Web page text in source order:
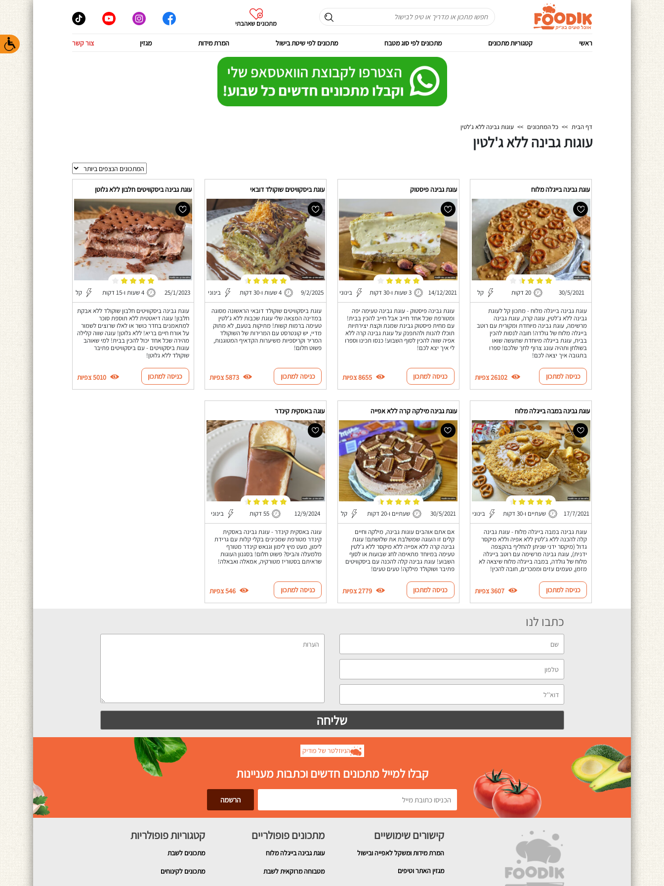
מתכונים שאהבתי
ראשי קטגוריות מתכונים מתכונים לפי סוג מטבח מתכונים לפי שיטת בישול המרת מידות מגזין צור קשר
דף הבית >> כל המתכונים >> עוגות גבינה ללא ג'לטין
עוגות גבינה ללא ג'לטין
עוגת גבינה בייגלה מלוח
30/5/2021 20 דקות קל
עוגת גבינה בייגלה מלוח - מתכון קל לעוגת
גבינה ללא ג'לטין, עוגה קרה, עוגת גבינה
מרשימה, עוגת גבינה מיוחדת ומקורית עם רוטב
בייגלה מלוח של גולדה! חובה לנסות להכין
בבית, עוגת בייגלה מיוחדת שתעשה שואו
בשולחן ותהיה עונג צרוף לחך שלכם! ספרו
בתגובה איך יצאה לכם!
כניסה למתכון 26102 צפיות
עוגת גבינה פיסטוק
14/12/2021 3 שעות ו-30 דקות בינוני
עוגת גבינה פיסטוק - עוגת גבינה טעימה יפה
ומטורפת שכל אחד חייב אבל חייב להכין בבית!
עם מחית פיסטוק גבינת שמנת וקצת יצירתיות
תוכלו להנות ולהתפנק על עוגת גבינה קרה ללא
אפיה שווה להכין לסוף השבוע! כנסו תכינו וספרו
לי איך יצא לכם!
כניסה למתכון 8655 צפיות
עוגת ביסקוויטים שוקולד דובאי
9/2/2025 4 שעות ו-30 דקות בינוני
עוגת ביסקוויטים שוקולד דובאי הראשונה מסוגה
במדינה המצאה שלי עוגת שכבות ללא ג'לטין
טעימה ברמות קשות! מתיקות בטעם, לא מתוק
מדיי, יש קונטרסט עם המרירות של השוקולד
המריר וקריספיות משיערות הקדאיף המטוגנות,
פשוט חלום!
כניסה למתכון 5873 צפיות
עוגת גבינה ביסקוויטים חלבון ללא גלוטן
25/1/2023 4 שעות ו-15 דקות קל
עוגת גבינה ביסקוויטים חלבון שוקולד ללא אבקת
חלבון! עוגה דיאטטית ללא תוספת סוכר
למתאמנים בחדר כושר או לאלו שרוצים לשמור
על אורח חיים בריא! ללא גלוטן! עוגה שווה קלילה
מהירה שכל אחד יכול להכין בבית! למי שאוהב
עוגות ביסקוויטים - עם ביסקוויטים פתיבר
שוקולד ללא גלוטן!
כניסה למתכון 5010 צפיות
עוגת גבינה במבה בייגלה מלוח
17/7/2021 שעתיים ו-30 דקות בינוני
עוגת גבינה במבה בייגלה מלוח - עוגת גבינה
קלה להכנה ללא ג'לטין ללא אפיה וללא מיקסר
גדול (מיקסר ידני שניתן להחליף בהקצפה
ידנית), עוגת גבינה מרשימה עם רוטב בייגלה
מלוח של גולדה, במבה בייגלה מלוח שיצאה לא
מזמן, טעמים עזים וממכרים, חובה להכין!
כניסה למתכון 3607 צפיות
עוגת גבינה מילקה קרה ללא אפייה
30/5/2021 שעתיים ו-20 דקות קל
אם אתם אוהבים עוגות גבינה, מילקה וחיים
קלים זו העוגה שמשלבת את שלושתם! עוגת
גבינה קרה ללא אפייה ללא מיקסר ללא ג'לטין
טעימה במיוחד מתאימה לחג שבועות או לסוף
השבוע! עוגת גבינה קלה להכנה עם ביסקוויטים
פתיבר ושוקולד מילקה! טעים טעים!
כניסה למתכון 2779 צפיות
עוגה באסקית קינדר
12/9/2024 55 דקות בינוני
עוגה באסקית קינדר - עוגת גבינה באסקית
קינדר מטורפת שמכינים בקלי קלות עם גרידת
לימון, מעט מיץ לימון וגנאש קינדר מטורף
מלמעלה והביס? פשוט חלום! בסגנון העוגות
שראיתם בסטוריז מטורקיה, אמאלה ואבאלה!
כניסה למתכון 546 צפיות
כתבו לנו
הניוזלטר של פודיק
קבלו למייל מתכונים חדשים וכתבות מעניינות
קישורים שימושיים
המרת מידות ומשקל לאפייה ובישול
מגזין האתר וטיפים
מתכונים פופולריים
עוגת גבינה בייגלה מלוח
מטבוחה מרוקאית לשבת
קטגוריות פופולריות
מתכונים לשבת
מתכונים לקינוחים